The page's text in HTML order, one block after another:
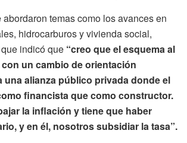
abordaron temas como los avances en
hidrocarburos y vivienda social,
indicó que “creo que el esquema al
un cambio de orientación
una alianza público privada donde el
financista que como constructor.
la inflación y tiene que haber
y en él, nosotros subsidiar la tasa”.